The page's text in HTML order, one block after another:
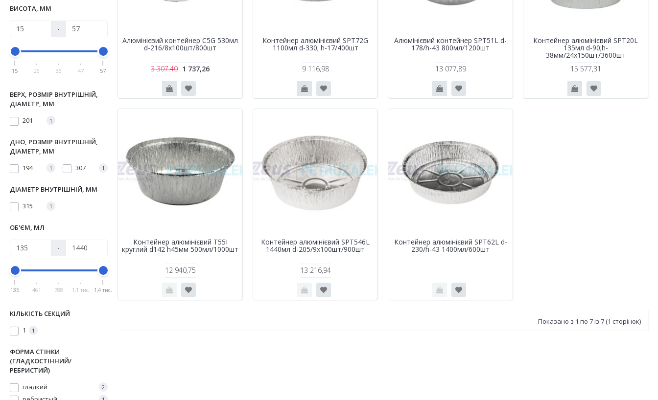
ВИСОТА, ММ
-
15 26 36 47 57
ВЕРХ, РОЗМІР ВНУТРІШНІЙ,
ДІАМЕТР, ММ
201
1
ДНО, РОЗМІР ВНУТРІШНІЙ,
ДІАМЕТР, ММ
194
1 307 1
ДІАМЕТР ВНУТРІШНІЙ, ММ
315
1
ОБ'ЄМ, МЛ
-
135 461 788 1,1 тис. 1,4 тис.
КІЛЬКІСТЬ СЕКЦИЙ
1
1
ФОРМА СТІНКИ
(ГЛАДКОСТІННИЙ/
РЕБРИСТИЙ)
гладкий
2
Алюмінієвий контейнер С5G 530мл
d-216/8х100шт/800шт
3 307,40 1 737,26
Контейнер алюмінієвий SPT72G
1100мл d-330; h-17/400шт
9 116,98
Алюмінієвий контейнер SPT51L d-
178/h-43 800мл/1200шт
13 077,89
Контейнер алюмінієвий SPT20L
135мл d-90;h-
38мм/24х150шт/3600шт
15 577,31
Контейнер алюмінієвий T55I
круглий d142 h45мм 500мл/1000шт
12 940,75
Контейнер алюмінієвий SPТ546L
1440мл d-205/9х100шт/900шт
13 216,94
Контейнер алюмінієвий SPT62L d-
230/h-43 1400мл/600шт
Показано з 1 по 7 із 7 (1 сторінок)